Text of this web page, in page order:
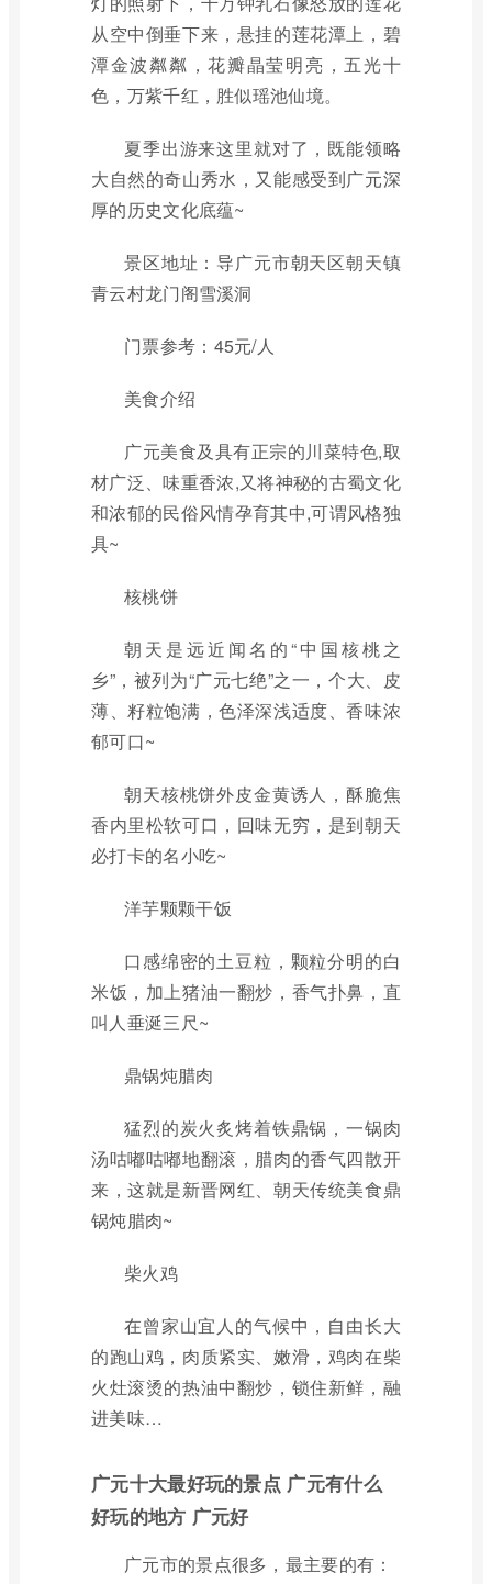
从空中倒垂下来，悬挂的莲花潭上，碧
潭金波粼粼，花瓣晶莹明亮，五光十
色，万紫千红，胜似瑶池仙境。
夏季出游来这里就对了，既能领略
大自然的奇山秀水，又能感受到广元深
厚的历史文化底蕴~
景区地址：导广元市朝天区朝天镇
青云村龙门阁雪溪洞
门票参考：45元/人
美食介绍
广元美食及具有正宗的川菜特色,取
材广泛、味重香浓,又将神秘的古蜀文化
和浓郁的民俗风情孕育其中,可谓风格独
具~
核桃饼
朝天是远近闻名的“中国核桃之
乡”，被列为“广元七绝”之一，个大、皮
薄、籽粒饱满，色泽深浅适度、香味浓
郁可口~
朝天核桃饼外皮金黄诱人，酥脆焦
香内里松软可口，回味无穷，是到朝天
必打卡的名小吃~
洋芋颗颗干饭
口感绵密的土豆粒，颗粒分明的白
米饭，加上猪油一翻炒，香气扑鼻，直
叫人垂涎三尺~
鼎锅炖腊肉
猛烈的炭火炙烤着铁鼎锅，一锅肉
汤咕嘟咕嘟地翻滚，腊肉的香气四散开
来，这就是新晋网红、朝天传统美食鼎
锅炖腊肉~
柴火鸡
在曾家山宜人的气候中，自由长大
的跑山鸡，肉质紧实、嫩滑，鸡肉在柴
火灶滚烫的热油中翻炒，锁住新鲜，融
进美味…
广元十大最好玩的景点 广元有什么
好玩的地方 广元好
广元市的景点很多，最主要的有：